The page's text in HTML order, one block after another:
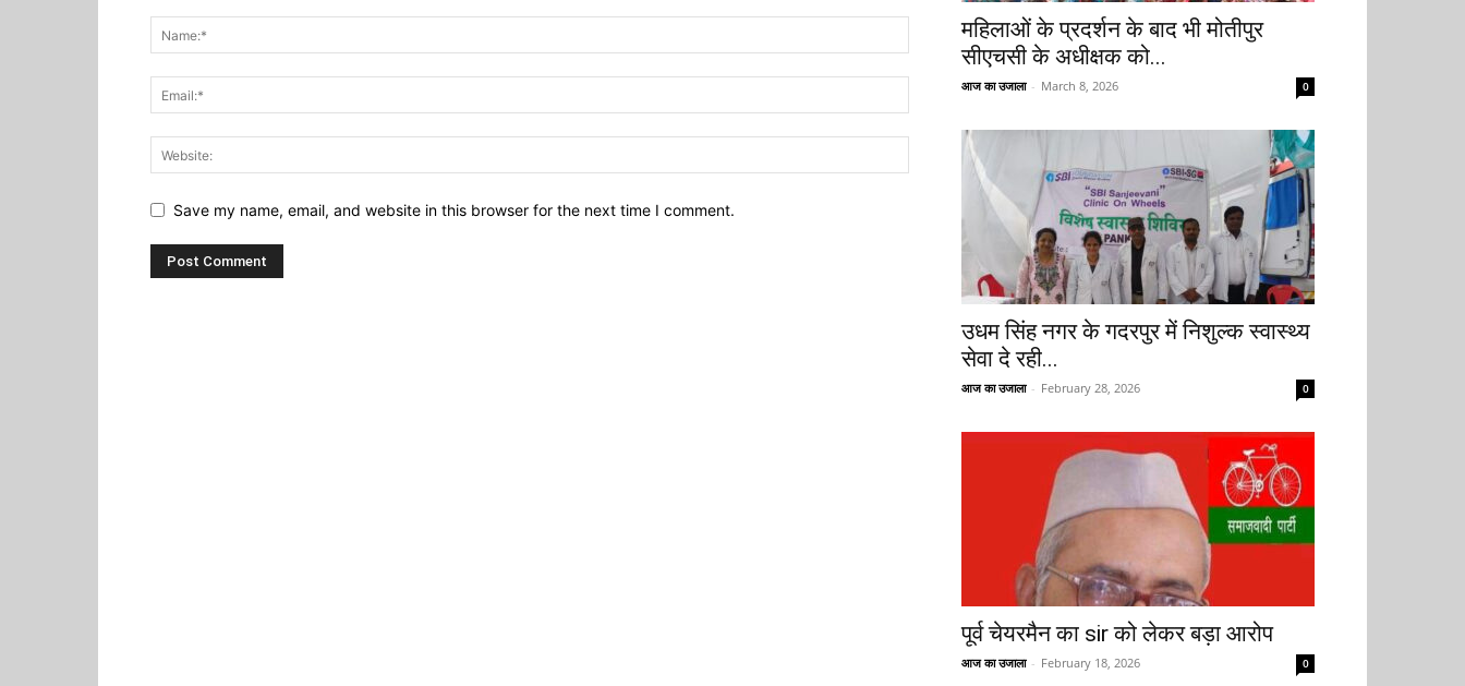
Save my name, email, and website in this browser for the next time I comment.
महिलाओं के प्रदर्शन के बाद भी मोतीपुर
सीएचसी के अधीक्षक को...
आज का उजाला - March 8, 2026 0
उधम सिंह नगर के गदरपुर में निशुल्क स्वास्थ्य
सेवा दे रही...
आज का उजाला - February 28, 2026 0
पूर्व चेयरमैन का sir को लेकर बड़ा आरोप
आज का उजाला - February 18, 2026 0